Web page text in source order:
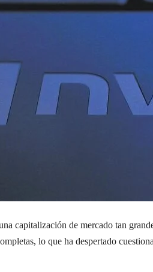
capitalización de mercado tan
lo que ha despertado